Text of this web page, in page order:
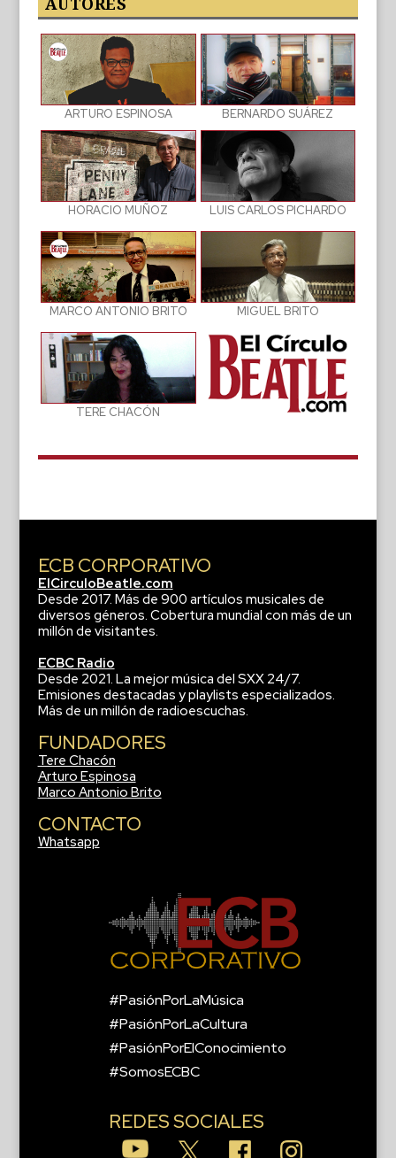
ARTURO ESPINOSA BERNARDO SUÁREZ
HORACIO MUÑOZ LUIS CARLOS PICHARDO
MARCO ANTONIO BRITO MIGUEL BRITO
TERE CHACÓN
ECB CORPORATIVO
ElCirculoBeatle.com
Desde 2017. Más de 900 artículos musicales de
diversos géneros. Cobertura mundial con más de un
millón de visitantes.
ECBC Radio
Desde 2021. La mejor música del SXX 24/7.
Emisiones destacadas y playlists especializados.
Más de un millón de radioescuchas.
FUNDADORES
Tere Chacón
Arturo Espinosa
Marco Antonio Brito
CONTACTO
Whatsapp
#PasiónPorLaMúsica
#PasiónPorLaCultura
#PasiónPorElConocimiento
#SomosECBC
REDES SOCIALES